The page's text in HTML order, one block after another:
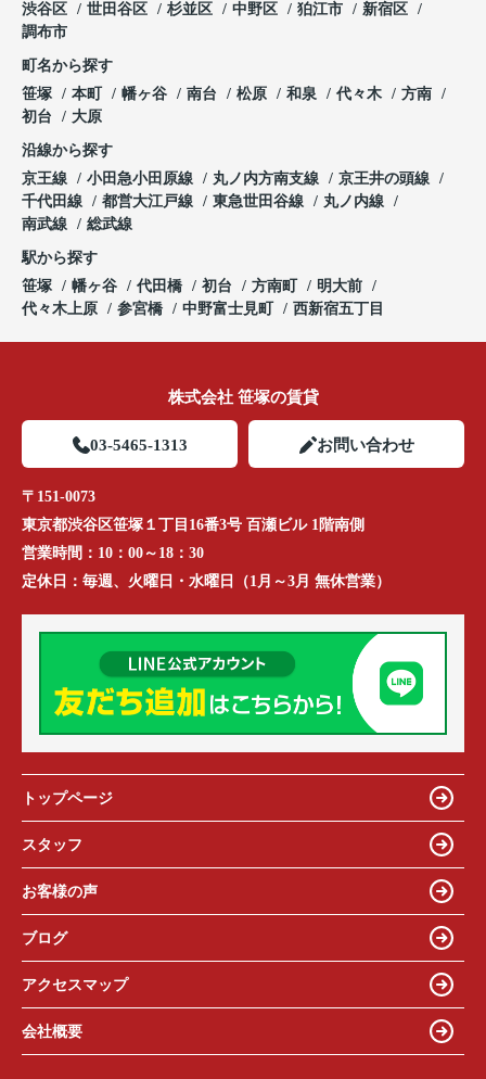
渋谷区
世田谷区 杉並区 中野区 狛江市
新宿区
調布市
町名から探す
笹塚
本町 幡ヶ谷 南台 松原 和泉 代々木
方南
初台
大原
沿線から探す
京王線
小田急小田原線 丸ノ内方南支線
京王井の頭線
千代田線
都営大江戸線 東急世田谷線
丸ノ内線
南武線
総武線
駅から探す
笹塚
幡ヶ谷 代田橋 初台 方南町
明大前
代々木上原
参宮橋 中野富士見町 西新宿五丁目
株式会社 笹塚の賃貸
03-5465-1313 お問い合わせ
〒151-0073
東京都渋谷区笹塚１丁目16番3号 百瀬ビル 1階南側
営業時間： 10：00～18：30
定休日： 毎週、火曜日・水曜日（1月～3月 無休営業）
トップページ
スタッフ
お客様の声
ブログ
アクセスマップ
会社概要